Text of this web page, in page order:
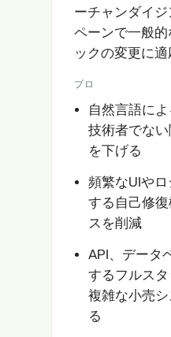
ーチャンダイ
ペーンで一般
ックの変更に適
プロ
自然言語によ
技術者でな
を下げる
頻繁なUIや
する自己修
スを削減
API、データ
するフルス
複雑な小売
る